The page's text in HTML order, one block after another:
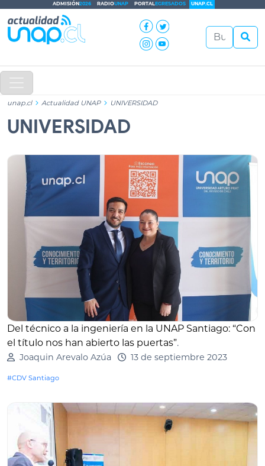
ADMISIÓN2026 RADIOUNAP PORTALEGRESADOS UNAP.CL
unap.cl Actualidad UNAP UNIVERSIDAD
UNIVERSIDAD
Del técnico a la ingeniería en la UNAP Santiago: “Con
el título nos han abierto las puertas”.
Joaquin Arevalo Azúa 13 de septiembre 2023
#CDV Santiago